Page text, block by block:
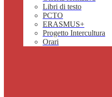
Libri di testo
PCTO
ERASMUS+
Progetto Intercultura
Orari